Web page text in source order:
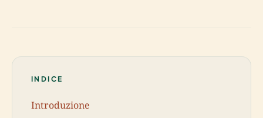
INDICE
Introduzione